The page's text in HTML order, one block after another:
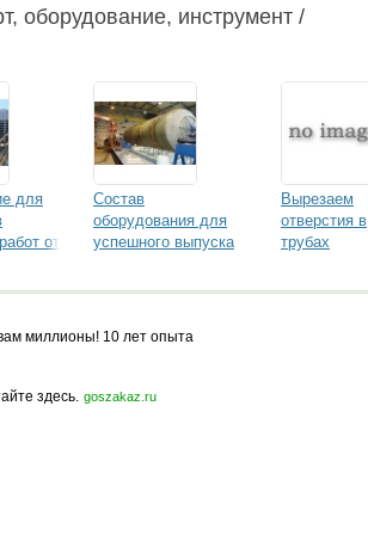
оборудование, инструмент /
для
от
Состав
оборудования для
успешного выпуска
Вырезаем
отверстия в
трубах
миллионы! 10 лет опыта
здесь. goszakaz.ru